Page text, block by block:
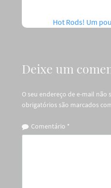
Hot Rods! Um
Deixe um
O seu endereço de e-mail não
obrigatórios são marcados
Comentário *